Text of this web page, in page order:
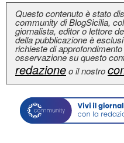
Questo contenuto è stato
community di BlogSicilia,
giornalista, editor o lettore
della pubblicazione è
richieste di
osservazione su questo
redazioneo il nostro